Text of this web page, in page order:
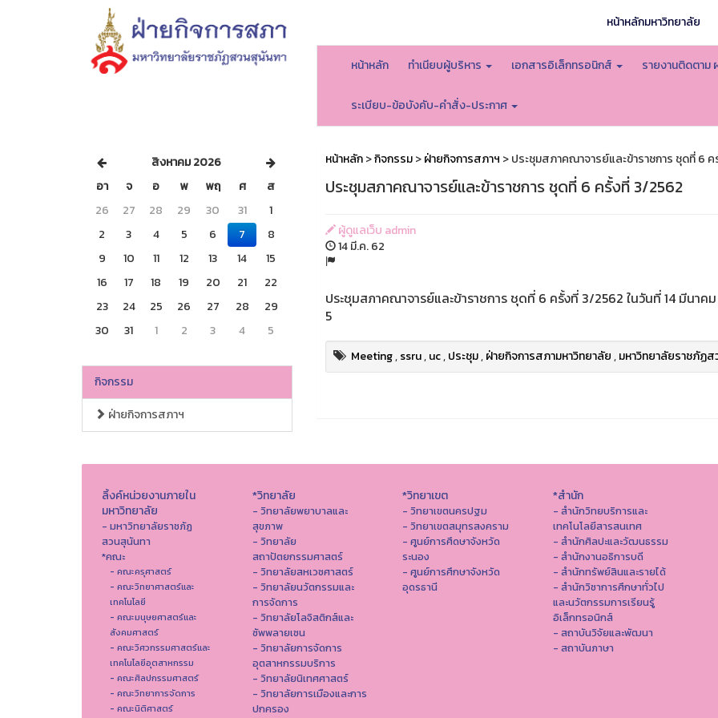
หน้าหลักมหาวิทยาลัย
หน้าหลัก ทำเนียบผู้บริหาร เอกสารอิเล็กทรอนิกส์ รายงานติดตาม
ระเบียบ-ข้อบังคับ-คำสั่ง-ประกาศ
สิงหาคม 2026
อา
จ อ พ พฤ ศ
ส
26
27 28 29 30 31
1
2
3 4 5 6 7
8
9
10 11 12 13 14
15
16
17 18 19 20 21
22
23
24 25 26 27 28
29
30
31 1 2 3 4 5
กิจกรรม
ฝ่ายกิจการสภาฯ
หน้าหลัก>กิจกรรม>ฝ่ายกิจการสภาฯ > ประชุมสภาคณาจารย์และข้าราชการ ชุดที่ 6
ประชุมสภาคณาจารย์และข้าราชการ ชุดที่ 6 ครั้งที่ 3/2562
ผู้ดูแลเว็บ admin
14 มี.ค. 62
ประชุมสภาคณาจารย์และข้าราชการ ชุดที่ 6 ครั้งที่ 3/2562 ในวันที่ 14 มีนา
5
Meeting,ssru,uc,ประชุม,ฝ่ายกิจการสภามหาวิทยาลัย,มหาวิทยาลัยราชภัฏส
ลิ้งค์หน่วยงานภายใน
มหาวิทยาลัย
- มหาวิทยาลัยราชภัฏ
สวนสุนันทา
*คณะ
- คณะครุศาสตร์
- คณะวิทยาศาสตร์และ
เทคโนโลยี
- คณะมนุษยศาสตร์และ
สังคมศาสตร์
- คณะวิศวกรรมศาสตร์และ
เทคโนโลยีอุตสาหกรรม
- คณะศิลปกรรมศาสตร์
- คณะวิทยาการจัดการ
- คณะนิติศาสตร์
*วิทยาลัย
- วิทยาลัยพยาบาลและ
สุขภาพ
- วิทยาลัย
สถาปัตยกรรมศาสตร์
- วิทยาลัยสหเวชศาสตร์
- วิทยาลัยนวัตกรรมและ
การจัดการ
- วิทยาลัยโลจิสติกส์และ
ซัพพลายเชน
- วิทยาลัยการจัดการ
อุตสาหกรรมบริการ
- วิทยาลัยนิเทศศาสตร์
- วิทยาลัยการเมืองและการ
ปกครอง
*วิทยาเขต
- วิทยาเขตนครปฐม
- วิทยาเขตสมุทรสงคราม
- ศูนย์การศึดษาจังหวัด
ระนอง
- ศูนย์การศึกษาจังหวัด
อุดรธานี
*สำนัก
- สำนักวิทยบริการและ
เทคโนโลยีสารสนเทศ
- สํานักศิลปะและวัฒนธรรม
- สำนักงานอธิการบดี
- สำนักทรัพย์สินและรายได้
- สำนักวิชาการศึกษาทั่วไป
และนวัตกรรมการเรียนรู้
อิเล็กทรอนิกส์
- สถาบันวิจัยและพัฒนา
- สถาบันภาษา